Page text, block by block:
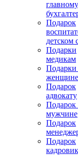
главному
Подарок
детском
Подарки
медикам
Подарки
женщине
Подарок
адвокату
Подарок
мужчине
Подарок
Подарок